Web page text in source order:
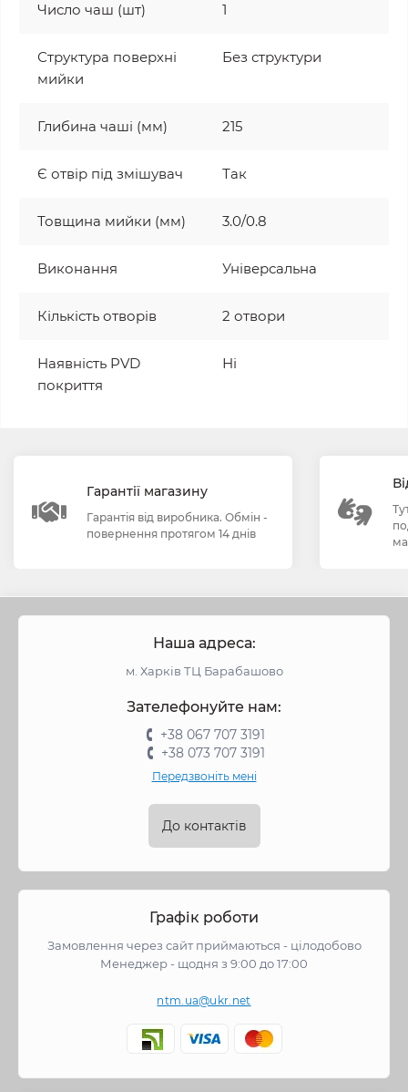
Число чаш (шт) 1
Структура поверхні
мийки
Без структури
Глибина чаші (мм) 215
Є отвір під змішувач Так
Товщина мийки (мм) 3.0/0.8
Виконання Універсальна
Кількість отворів 2 отвори
Наявність PVD
покриття
Ні
Гарантії магазину
Гарантія від виробника. Обмін -
повернення протягом 14 днів
Наша адреса:
м. Харків ТЦ Барабашово
Зателефонуйте нам:
+38 067 707 3191
+38 073 707 3191
Передзвоніть мені
До контактів
Графік роботи
Замовлення через сайт приймаються - цілодобово
Менеджер - щодня з 9:00 до 17:00
ntm.ua@ukr.net